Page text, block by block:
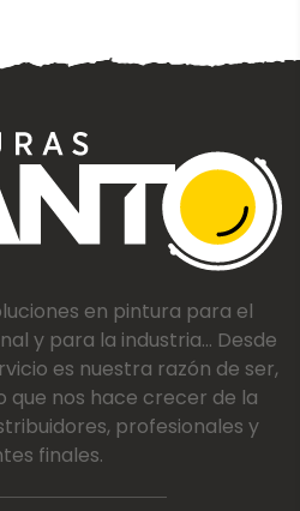
en pintura para el
y para la industria... Desde
es nuestra razón de ser,
que nos hace crecer de la
profesionales y
finales.